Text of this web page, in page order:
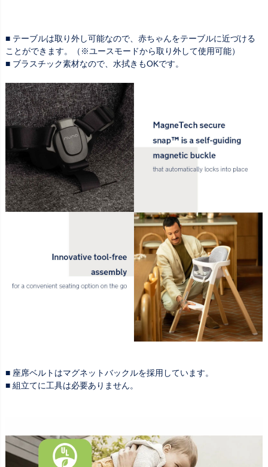
■ テーブルは取り外し可能なので、赤ちゃんをテーブルに近づける
ことができます。（※ユースモードから取り外して使用可能）
■ ブラスチック素材なので、水拭きもOKです。
■ 座席ベルトはマグネットバックルを採用しています。
■ 組立てに工具は必要ありません。